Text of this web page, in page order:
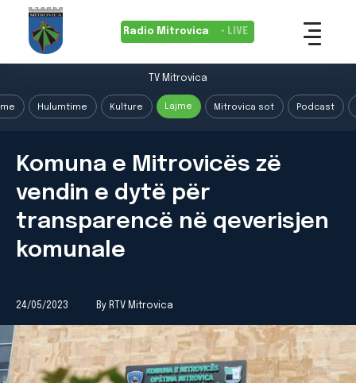
Radio Mitrovica • LIVE
TV Mitrovica
Hulumtime Kulture Lajme Mitrovica sot Podcast
Komuna e Mitrovicës zë
vendin e dytë për
transparencë në qeverisjen
komunale
24/05/2023 By RTV Mitrovica